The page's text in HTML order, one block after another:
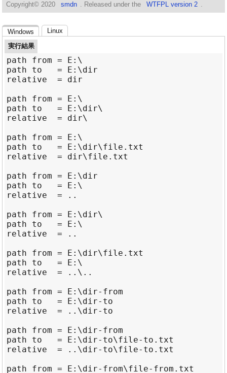
Copyright© 2020 smdn . Released under the WTFPL version 2 .
Windows Linux
実行結果
path from = E:\
path to   = E:\dir
relative  = dir
path from = E:\
path to   = E:\dir\
relative  = dir\
path from = E:\
path to   = E:\dir\file.txt
relative  = dir\file.txt
path from = E:\dir
path to   = E:\
relative  = ..
path from = E:\dir\
path to   = E:\
relative  = ..
path from = E:\dir\file.txt
path to   = E:\
relative  = ..\..
path from = E:\dir-from
path to   = E:\dir-to
relative  = ..\dir-to
path from = E:\dir-from
path to   = E:\dir-to\file-to.txt
relative  = ..\dir-to\file-to.txt
path from = E:\dir-from\file-from.txt